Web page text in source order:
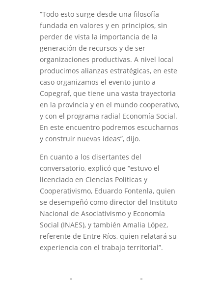
“Todo esto surge desde una filosofía
fundada en valores y en principios, sin
perder de vista la importancia de la
generación de recursos y de ser
organizaciones productivas. A nivel local
producimos alianzas estratégicas, en este
caso organizamos el evento junto a
Copegraf, que tiene una vasta trayectoria
en la provincia y en el mundo cooperativo,
y con el programa radial Economía Social.
En este encuentro podremos escucharnos
y construir nuevas ideas”, dijo.
En cuanto a los disertantes del
conversatorio, explicó que “estuvo el
licenciado en Ciencias Políticas y
Cooperativismo, Eduardo Fontenla, quien
se desempeñó como director del Instituto
Nacional de Asociativismo y Economía
Social (INAES), y también Amalia López,
referente de Entre Ríos, quien relatará su
experiencia con el trabajo territorial”.